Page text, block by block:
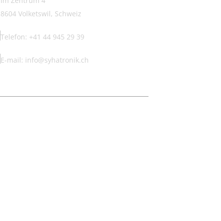
8604 Volketswil, Schweiz
Telefon: +41 44 945 29 39
E-mail: info@syhatronik.ch